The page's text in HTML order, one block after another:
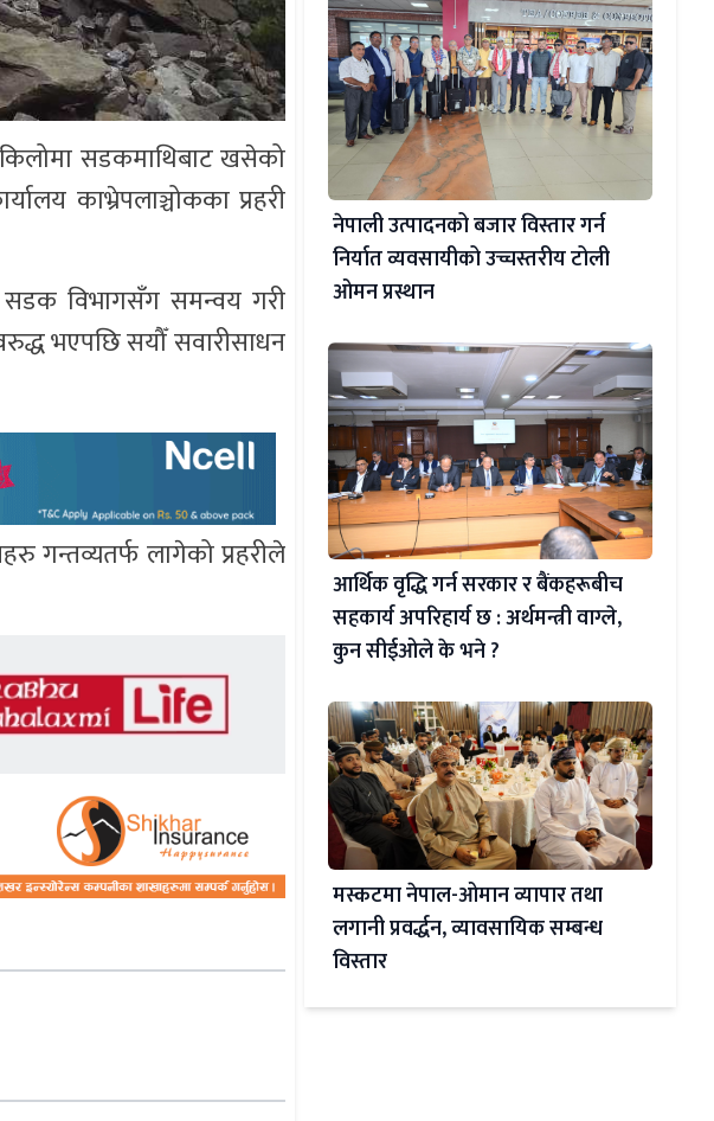
किलोमा सडकमाथिबाट खसेको
काभ्रेपलाञ्चोकका प्रहरी
सडक विभागसँग समन्वय गरी
भएपछि सयौँ सवारीसाधन
गन्तव्यतर्फ लागेको प्रहरीले
नेपाली उत्पादनको बजार विस्तार गर्न
निर्यात व्यवसायीको उच्चस्तरीय टोली
ओमन प्रस्थान
आर्थिक वृद्धि गर्न सरकार र बैंकहरूबीच
सहकार्य अपरिहार्य छ : अर्थमन्त्री वाग्ले,
कुन सीईओले के भने ?
मस्कटमा नेपाल-ओमान व्यापार तथा
लगानी प्रवर्द्धन, व्यावसायिक सम्बन्ध
विस्तार